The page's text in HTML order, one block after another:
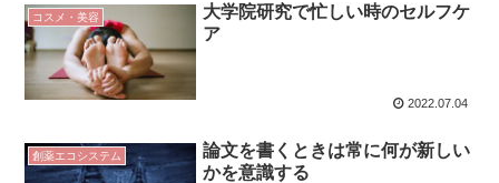
コスメ・美容
大学院研究で忙しい時のセルフケ
ア
2022.07.04
創薬エコシステム
論文を書くときは常に何が新しい
かを意識する